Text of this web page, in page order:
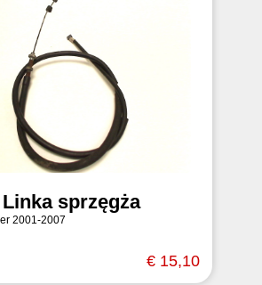
sprzęgża
2001-2007
€ 15,10